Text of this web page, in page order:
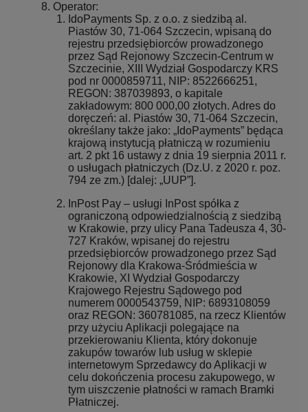
Operator:
IdoPayments Sp. z o.o. z siedzibą al.
Piastów 30, 71-064 Szczecin, wpisaną do
rejestru przedsiębiorców prowadzonego
przez Sąd Rejonowy Szczecin-Centrum w
Szczecinie, XIII Wydział Gospodarczy KRS
pod nr 0000859711, NIP: 8522666251,
REGON: 387039893, o kapitale
zakładowym: 800 000,00 złotych. Adres do
doręczeń: al. Piastów 30, 71-064 Szczecin,
określany także jako: „IdoPayments” będąca
krajową instytucją płatniczą w rozumieniu
art. 2 pkt 16 ustawy z dnia 19 sierpnia 2011 r.
o usługach płatniczych (Dz.U. z 2020 r. poz.
794 ze zm.) [dalej: „UUP”].
InPost Pay – usługi InPost spółka z
ograniczoną odpowiedzialnością z siedzibą
w Krakowie, przy ulicy Pana Tadeusza 4, 30-
727 Kraków, wpisanej do rejestru
przedsiębiorców prowadzonego przez Sąd
Rejonowy dla Krakowa-Śródmieścia w
Krakowie, XI Wydział Gospodarczy
Krajowego Rejestru Sądowego pod
numerem 0000543759, NIP: 6893108059
oraz REGON: 360781085, na rzecz Klientów
przy użyciu Aplikacji polegające na
przekierowaniu Klienta, który dokonuje
zakupów towarów lub usług w sklepie
internetowym Sprzedawcy do Aplikacji w
celu dokończenia procesu zakupowego, w
tym uiszczenie płatności w ramach Bramki
Płatniczej.